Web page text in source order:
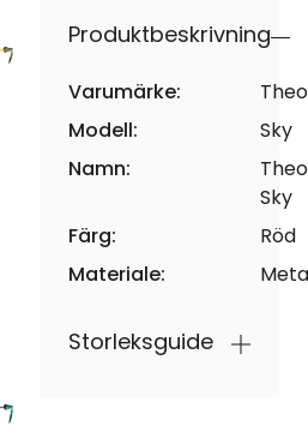
Produktbeskrivning
Varumärke:
Theo
Modell:
Sky
Namn:
Theo
Sky
Färg:
Röd
Materiale:
Storleksguide